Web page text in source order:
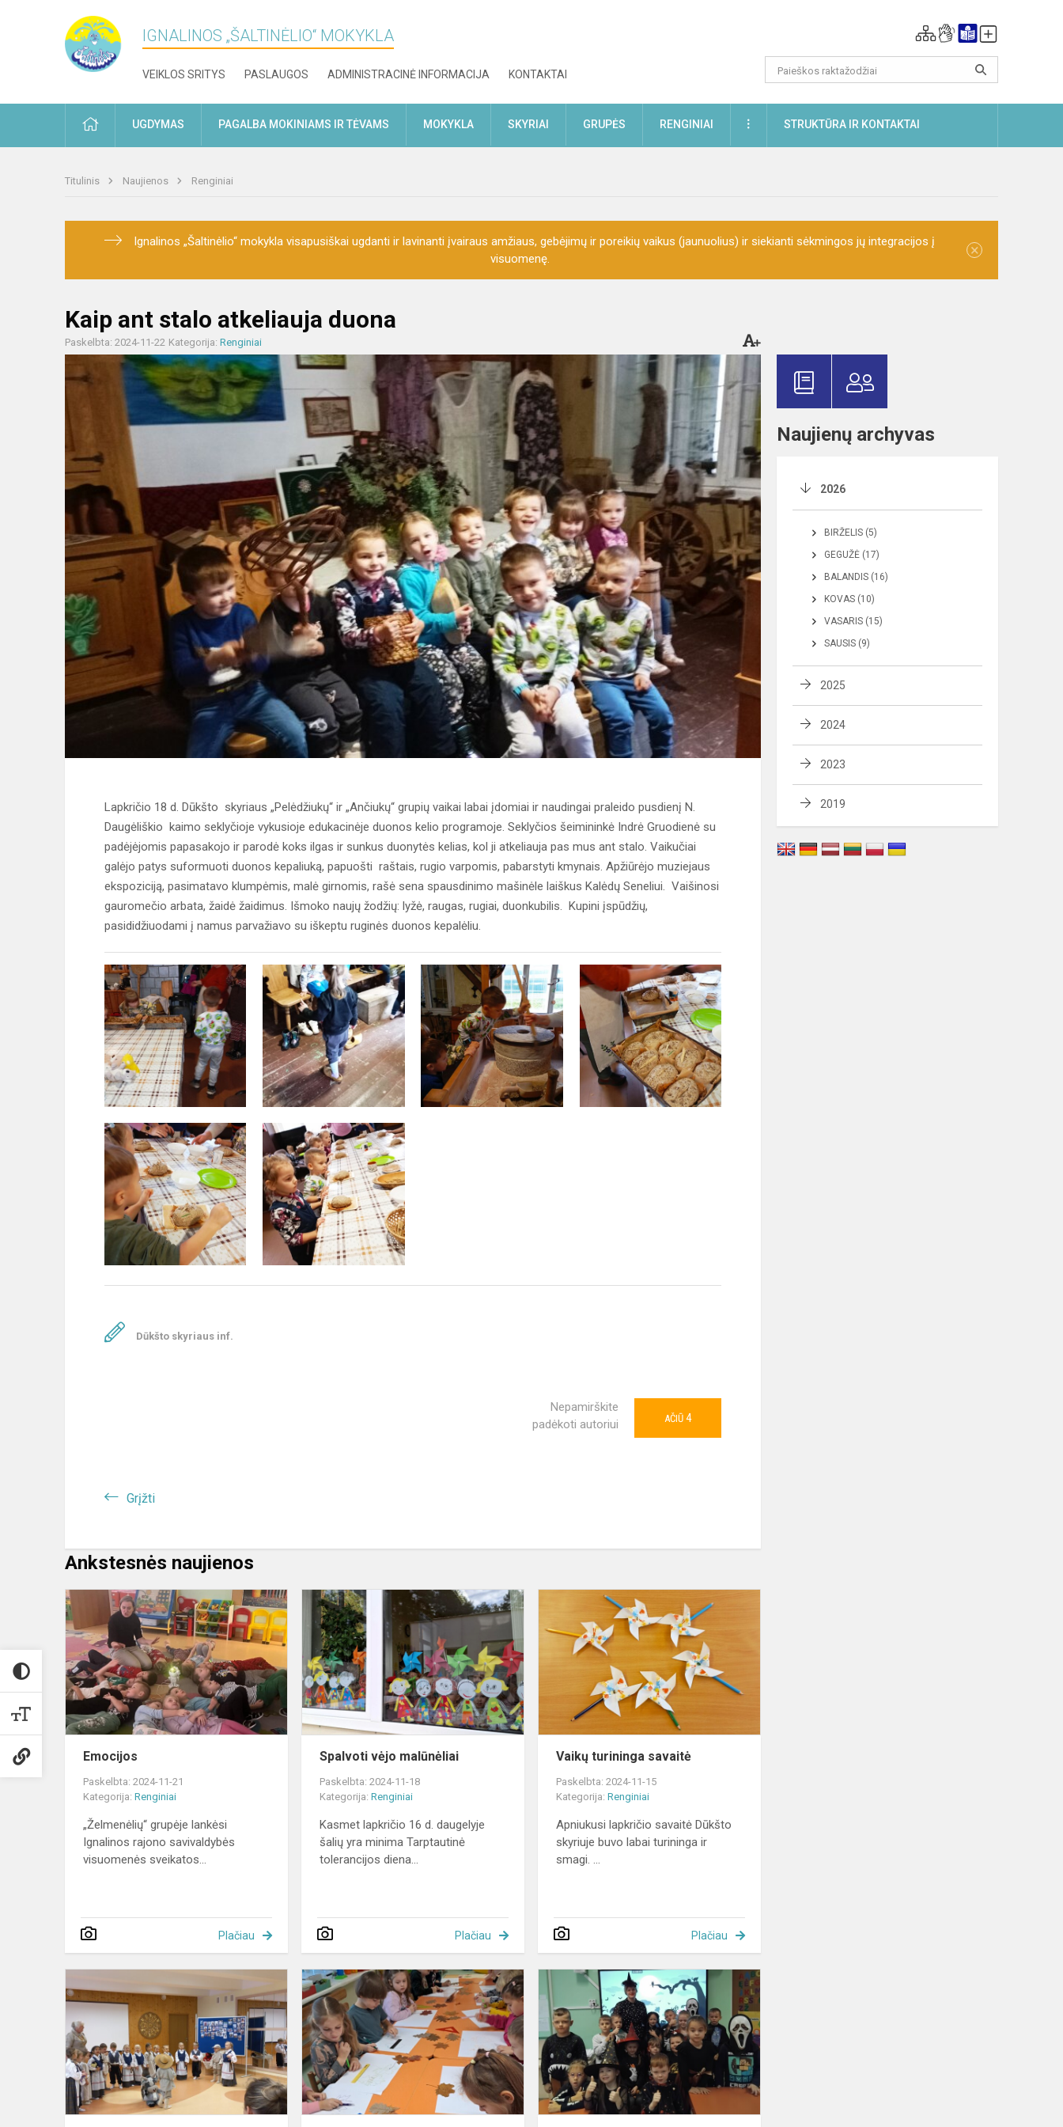
IGNALINOS „ŠALTINĖLIO“ MOKYKLA
VEIKLOS SRITYS PASLAUGOS ADMINISTRACINĖ INFORMACIJA KONTAKTAI
PRADŽIAUGDYMAS PAGALBA MOKINIAMS IR TĖVAMS MOKYKLA SKYRIAI GRUPĖS RENGINIAI DAUGIAUSTRUKTŪRA IR KONTAKTAI
Titulinis Naujienos Renginiai
Ignalinos „Šaltinėlio“ mokykla visapusiškai ugdanti ir lavinanti įvairaus amžiaus, gebėjimų ir poreikių vaikus (jaunuolius) ir siekianti sėkmingos jų integracijos į
visuomenę.
×
Kaip ant stalo atkeliauja duona
Paskelbta: 2024-11-22 Kategorija: Renginiai
Lapkričio 18 d. Dūkšto skyriaus „Pelėdžiukų“ ir „Ančiukų“ grupių vaikai labai įdomiai ir naudingai praleido pusdienį N.
Daugėliškio kaimo seklyčioje vykusioje edukacinėje duonos kelio programoje. Seklyčios šeimininkė Indrė Gruodienė su
padėjėjomis papasakojo ir parodė koks ilgas ir sunkus duonytės kelias, kol ji atkeliauja pas mus ant stalo. Vaikučiai
galėjo patys suformuoti duonos kepaliuką, papuošti raštais, rugio varpomis, pabarstyti kmynais. Apžiūrėjo muziejaus
ekspoziciją, pasimatavo klumpėmis, malė girnomis, rašė sena spausdinimo mašinėle laiškus Kalėdų Seneliui. Vaišinosi
gauromečio arbata, žaidė žaidimus. Išmoko naujų žodžių: lyžė, raugas, rugiai, duonkubilis. Kupini įspūdžių,
pasididžiuodami į namus parvažiavo su iškeptu ruginės duonos kepalėliu.
Dūkšto skyriaus inf.
Nepamirškite
padėkoti autoriui
AČIŪ 4
Grįžti
Ankstesnės naujienos
Emocijos
Emocijos
Paskelbta: 2024-11-21
Kategorija: Renginiai
„Želmenėlių“ grupėje lankėsi
Ignalinos rajono savivaldybės
visuomenės sveikatos...
Plačiau
Spalvoti
vėjo
malūnėliai
Spalvoti vėjo malūnėliai
Paskelbta: 2024-11-18
Kategorija:Renginiai
Kasmet lapkričio 16 d. daugelyje
šalių yra minima Tarptautinė
tolerancijos diena...
Plačiau
Vaikų turininga savaitė
Paskelbta: 2024-11-15
Kategorija:Renginiai
Apniukusi lapkričio savaitė Dūkšto
skyriuje buvo labai turininga ir
smagi. ...
Plačiau
Respublikinė
teorinė
–
praktinė
konferencija
STEAM
veikla
„Rudeniniai
lapai“
Šmėklinės
–
vaikučių
Helovinas
Naujienų archyvas
2026
BIRŽELIS (5)
GEGUŽĖ (17)
BALANDIS (16)
KOVAS (10)
VASARIS (15)
SAUSIS (9)
2025
2024
2023
2019